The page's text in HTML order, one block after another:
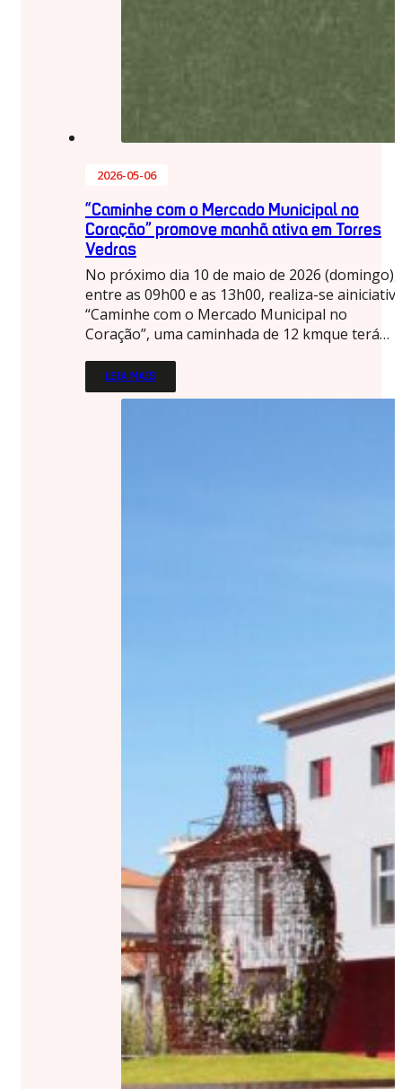
2026-05-06
“Caminhe com o Mercado Municipal no
Coração” promove manhã ativa em Torres
Vedras
No próximo dia 10 de maio de 2026 (domingo),
entre as 09h00 e as 13h00, realiza-se
“Caminhe com o Mercado Municipal no
Coração”, uma caminhada de 12 kmque terá…
LEIA MAIS